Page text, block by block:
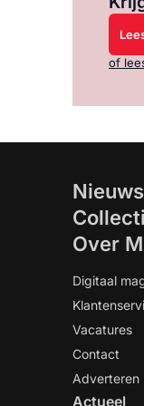
of
Over
Digitaal
Vacatures
Contact
Adverteren
Actueel